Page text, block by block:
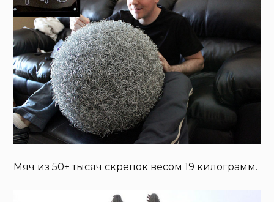
Мяч из 50+ тысяч скрепок весом 19 килограмм.